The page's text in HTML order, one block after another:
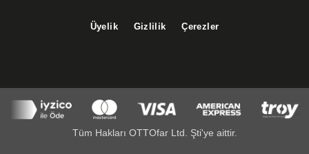
Üyelik Gizlilik Çerezler
Tüm Hakları OTTOfar Ltd. Şti'ye aittir.